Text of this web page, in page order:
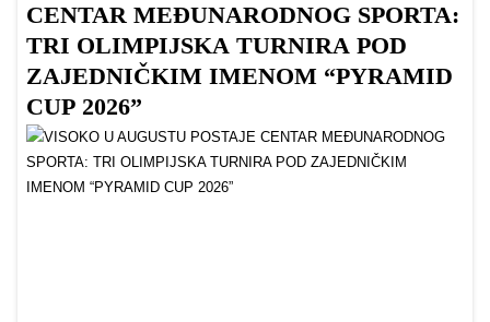
CENTAR MEĐUNARODNOG SPORTA:
TRI OLIMPIJSKA TURNIRA POD
ZAJEDNIČKIM IMENOM “PYRAMID
CUP 2026”